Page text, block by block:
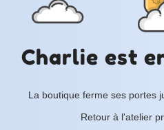
Charlie est
La boutique ferme ses portes
Retour à l'atelier